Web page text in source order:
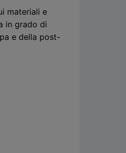
materiali e
in grado di
e della post-